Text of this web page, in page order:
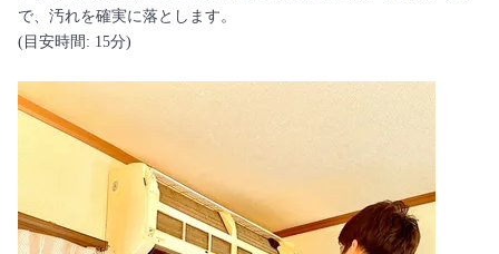
で、汚れを確実に落とします。
(目安時間: 15分)